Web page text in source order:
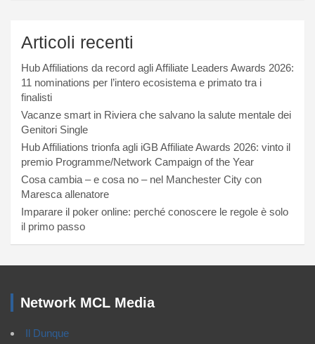
Articoli recenti
Hub Affiliations da record agli Affiliate Leaders Awards 2026:
11 nominations per l’intero ecosistema e primato tra i
finalisti
Vacanze smart in Riviera che salvano la salute mentale dei
Genitori Single
Hub Affiliations trionfa agli iGB Affiliate Awards 2026: vinto il
premio Programme/Network Campaign of the Year
Cosa cambia – e cosa no – nel Manchester City con
Maresca allenatore
Imparare il poker online: perché conoscere le regole è solo
il primo passo
Network MCL Media
Il Dunque